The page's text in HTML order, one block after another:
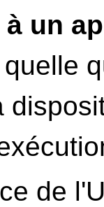
un
de